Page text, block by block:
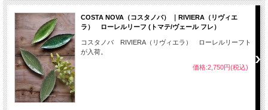
COSTA NOVA（コスタノバ） ｜RIVIERA（リヴィエ
ラ） ローレルリーフ (トマテ/ヴェール フレ）
コスタノバ RIVIERA（リヴィエラ） ローレルリーフト
が入荷。
価格:2,750円(税込)